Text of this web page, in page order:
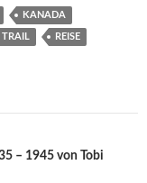
KANADA
TRAIL REISE
– 1945 von Tobi